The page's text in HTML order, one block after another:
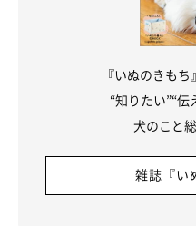
『いぬのきも
“知りたい”“
犬のこと
雑誌『い